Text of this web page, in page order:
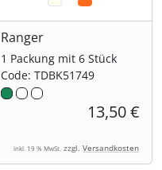
Ranger
1 Packung mit 6 Stück
Code: TDBK51749
13,50 €
inkl. 19 % MwSt. zzgl. Versandkosten